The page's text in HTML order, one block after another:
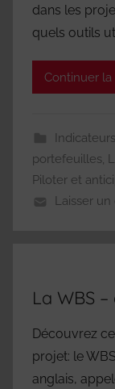
dans les
quels outils
Continuer
portefeuilles,
Piloter et
Laisser
La WBS
Découvrez
projet: le
anglais,